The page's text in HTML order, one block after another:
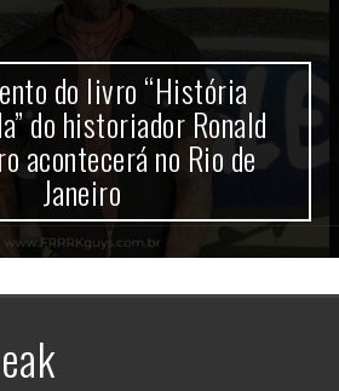
do livro “História
do historiador Ronald
acontecerá no Rio de
Janeiro